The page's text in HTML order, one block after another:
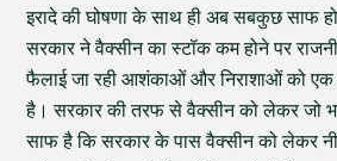
इरादे की घोषणा के साथ ही अब सबकुछ साफ
सरकार ने वैक्सीन का स्टॉक कम होने पर
फैलाई जा रही आशंकाओं और निराशाओं को
है। सरकार की तरफ से वैक्सीन को लेकर जो
साफ है कि सरकार के पास वैक्सीन को लेकर